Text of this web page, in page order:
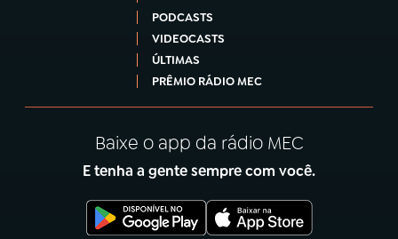
PODCASTS
VIDEOCASTS
ÚLTIMAS
PRÊMIO RÁDIO MEC
Baixe o app da rádio MEC
E tenha a gente sempre com você.